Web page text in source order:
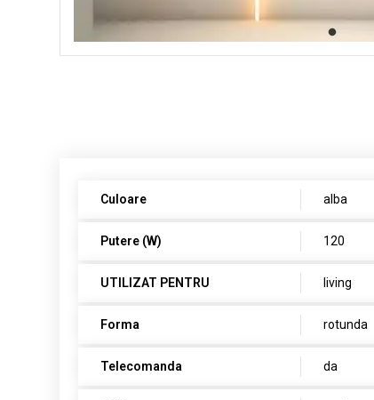
Culoare alba
Putere (W) 120
UTILIZAT PENTRU living
Forma rotunda
Telecomanda da